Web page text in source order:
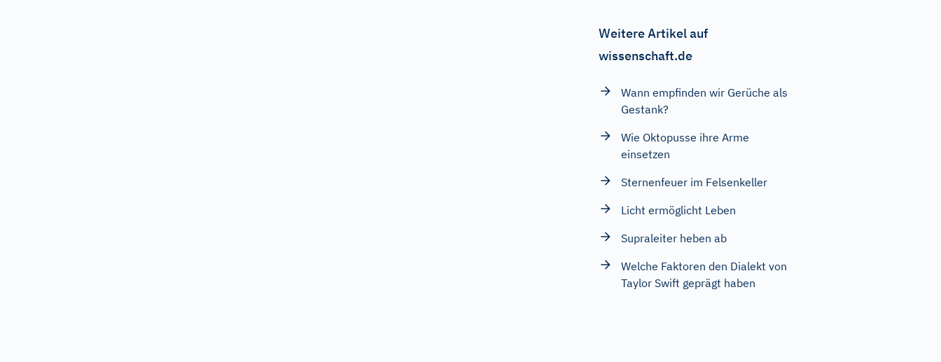
Weitere Artikel auf
wissenschaft.de
Wann empfinden wir Gerüche als
Gestank?
Wie Oktopusse ihre Arme
einsetzen
Sternenfeuer im Felsenkeller
Licht ermöglicht Leben
Supraleiter heben ab
Welche Faktoren den Dialekt von
Taylor Swift geprägt haben